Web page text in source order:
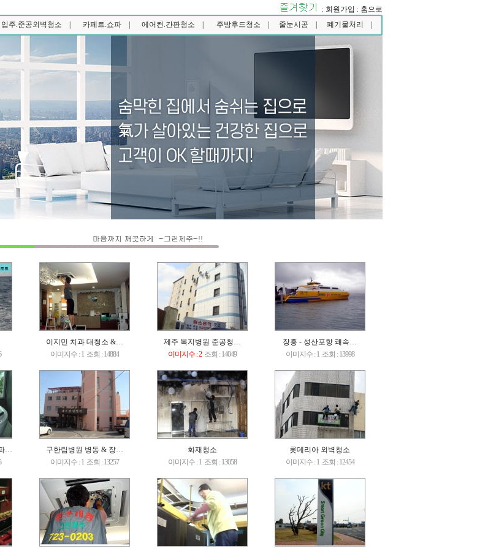
: 회원가입 : 홈으로
입주.준공외벽청소 | 카페트.쇼파 | 에어컨.간판청소 | 주방후드청소 | 줄눈시공 | 폐기물처리 |
이지민 치과 대청소 &…
이미지수 : 1 조회 : 14884
제주 복지병원 준공청…
이미지수 : 2 조회 : 14049
장흥 - 성산포항 쾌속…
이미지수 : 1 조회 : 13998
…
구한림병원 병동 & 장…
이미지수 : 1 조회 : 13257
화재청소
이미지수 : 1 조회 : 13058
롯데리아 외벽청소
이미지수 : 1 조회 : 12454